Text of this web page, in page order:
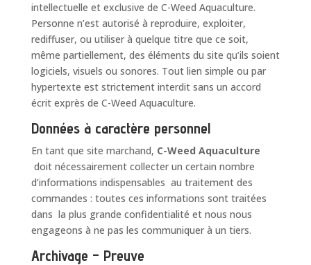
intellectuelle et exclusive de C-Weed Aquaculture.
Personne n’est autorisé à reproduire, exploiter,
rediffuser, ou utiliser à quelque titre que ce soit,
même partiellement, des éléments du site qu’ils soient
logiciels, visuels ou sonores. Tout lien simple ou par
hypertexte est strictement interdit sans un accord
écrit exprès de C-Weed Aquaculture.
Données à caractère personnel
En tant que site marchand, C-Weed Aquaculture
doit nécessairement collecter un certain nombre
d’informations indispensables au traitement des
commandes : toutes ces informations sont traitées
dans la plus grande confidentialité et nous nous
engageons à ne pas les communiquer à un tiers.
Archivage – Preuve